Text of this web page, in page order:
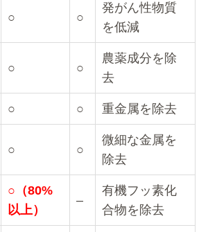
○ ○
発がん性物質
を低減
○ ○
農薬成分を除
去
○ ○ 重金属を除去
○ ○
微細な金属を
除去
○（80%
以上）
–
有機フッ素化
合物を除去